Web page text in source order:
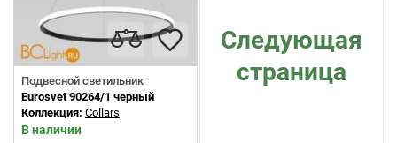
Подвесной светильник
Eurosvet 90264/1 черный
Коллекция: Collars
В наличии
Следующая
страница